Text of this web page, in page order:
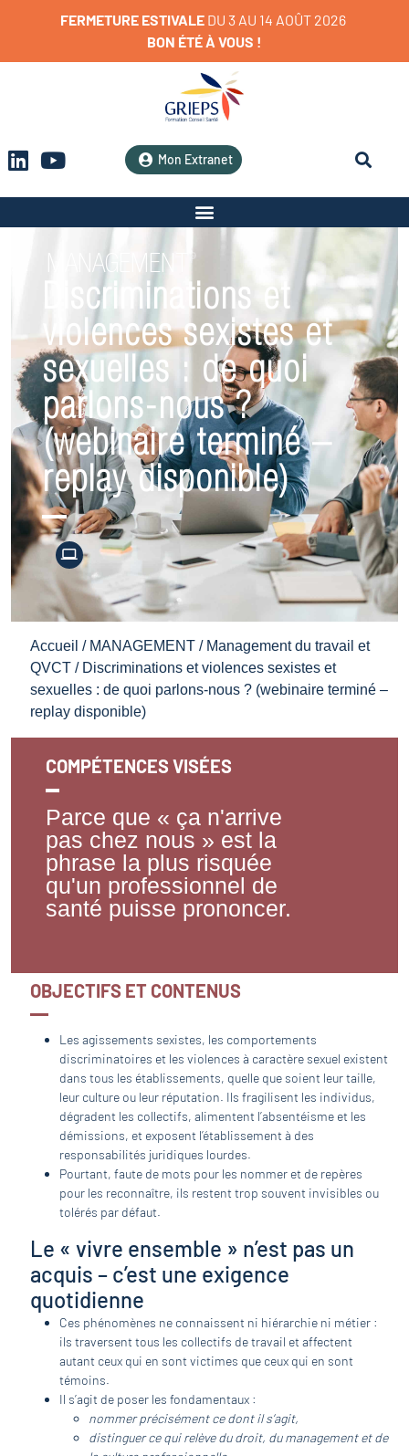
FERMETURE ESTIVALE DU 3 AU 14 AOÛT 2026
BON ÉTÉÀ VOUS !
Mon Extranet
MANAGEMENT
Discriminations et
violences sexistes et
sexuelles : de quoi
parlons-nous ?
(webinaire terminé –
replay disponible)
Accueil / MANAGEMENT / Management du travail et
QVCT / Discriminations et violences sexistes et
sexuelles : de quoi parlons-nous ? (webinaire terminé –
replay disponible)
COMPÉTENCES VISÉES
Parce que « ça n'arrive
pas chez nous » est la
phrase la plus risquée
qu'un professionnel de
santé puisse prononcer.
OBJECTIFS ET CONTENUS
Les agissements sexistes, les comportements
discriminatoires et les violences à caractère sexuel existent
dans tous les établissements, quelle que soient leur taille,
leur culture ou leur réputation. Ils fragilisent les individus,
dégradent les collectifs, alimentent l’absentéisme et les
démissions, et exposent l’établissement à des
responsabilités juridiques lourdes.
Pourtant, faute de mots pour les nommer et de repères
pour les reconnaître, ils restent trop souvent invisibles ou
tolérés par défaut.
Le « vivre ensemble » n’est pas un
acquis – c’est une exigence
quotidienne
Ces phénomènes ne connaissent ni hiérarchie ni métier :
ils traversent tous les collectifs de travail et affectent
autant ceux qui en sont victimes que ceux qui en sont
témoins.
Il s’agit de poser les fondamentaux :
nommer précisément ce dont il s’agit,
distinguer ce qui relève du droit, du management et de